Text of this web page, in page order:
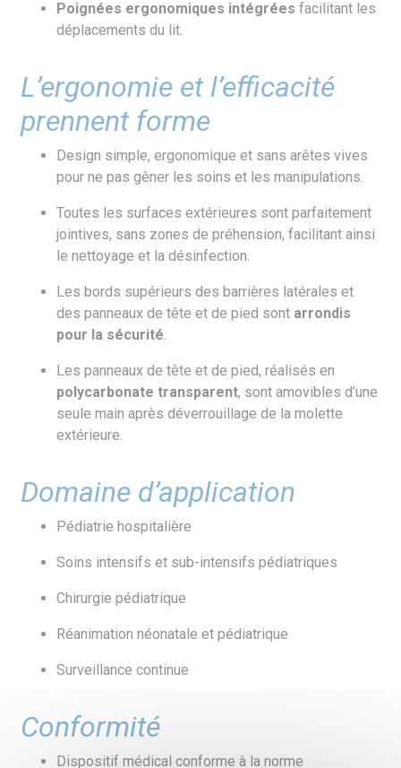
Poignées ergonomiques intégrées facilitant les
déplacements du lit.
L’ergonomie et l’efficacité
prennent forme
Design simple, ergonomique et sans arêtes vives
pour ne pas gêner les soins et les manipulations.
Toutes les surfaces extérieures sont parfaitement
jointives, sans zones de préhension, facilitant ainsi
le nettoyage et la désinfection.
Les bords supérieurs des barrières latérales et
des panneaux de tête et de pied sont arrondis
pour la sécurité
Les panneaux de tête et de pied, réalisés en
polycarbonate transparent, sont amovibles d’une
seule main après déverrouillage de la molette
extérieure.
Domaine d’application
Pédiatrie hospitalière
Soins intensifs et sub-intensifs pédiatriques
Chirurgie pédiatrique
Réanimation néonatale et pédiatrique
Surveillance continue
Conformité
Dispositif médical conforme à la norme